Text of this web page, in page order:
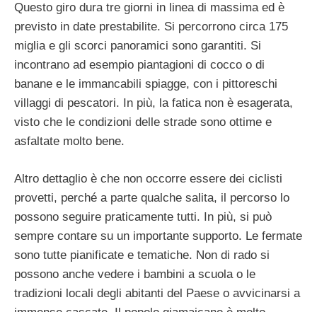
Questo giro dura tre giorni in linea di massima ed è
previsto in date prestabilite. Si percorrono circa 175
miglia e gli scorci panoramici sono garantiti. Si
incontrano ad esempio piantagioni di cocco o di
banane e le immancabili spiagge, con i pittoreschi
villaggi di pescatori. In più, la fatica non è esagerata,
visto che le condizioni delle strade sono ottime e
asfaltate molto bene.
Altro dettaglio è che non occorre essere dei ciclisti
provetti, perché a parte qualche salita, il percorso lo
possono seguire praticamente tutti. In più, si può
sempre contare su un importante supporto. Le fermate
sono tutte pianificate e tematiche. Non di rado si
possono anche vedere i bambini a scuola o le
tradizioni locali degli abitanti del Paese o avvicinarsi a